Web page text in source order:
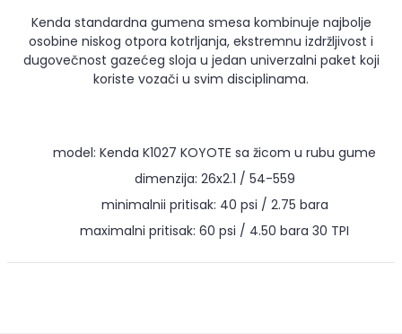
Kenda standardna gumena smesa kombinuje najbolje
osobine niskog otpora kotrljanja, ekstremnu izdržljivost i
dugovečnost gazećeg sloja u jedan univerzalni paket koji
koriste vozači u svim disciplinama.
model: Kenda K1027 KOYOTE sa žicom u rubu gume
dimenzija: 26x2.1 / 54-559
minimalnii pritisak: 40 psi / 2.75 bara
maximalni pritisak: 60 psi / 4.50 bara 30 TPI